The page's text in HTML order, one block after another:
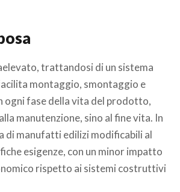
trattandosi di un sistema
montaggio, smontaggio e
ogni fase della vita del prodotto,
manutenzione, sino al fine vita. In
di manufatti edilizi modificabili al
esigenze, con un minor impatto
rispetto ai sistemi costruttivi